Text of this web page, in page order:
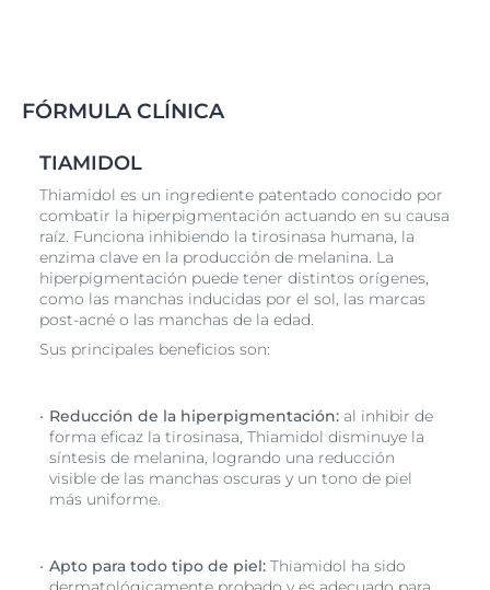
Anti-manchas: El Thiamidol patentado actúa en la
manchas persistentes post-acné y prevenir su
aparición.
Anti-imperfecciones: El Ácido Salicílico reduce
eficazmente las imperfecciones y el Licochalcona
Aayuda a prevenir la aparición de nuevas.
Anti-brillos: La Tecnología Reguladora del Sebo
proporciona un acabado seco y mate de larga
duración.
vidas y les proporcionaron alivio, sino que también
tienen la mayor eficacia contra las manchas post-acné
de todos los productos que han probado. "La
combinación vence a las manchas post-acné", afirman
el 95% de los usuarios4.
2 Abad-Casintahan, F. y otros, "Frecuencia y
FÓRMULA CLÍNICA
TIAMIDOL
Thiamidol es un ingrediente patentado conocido por
combatir la hiperpigmentación actuando en su causa
raíz. Funciona inhibiendo la tirosinasa humana, la
enzima clave en la producción de melanina. La
hiperpigmentación puede tener distintos orígenes,
como las manchas inducidas por el sol, las marcas
post-acné o las manchas de la edad.
Sus principales beneficios son:
Reducción de la hiperpigmentación: al inhibir de
forma eficaz la tirosinasa, Thiamidol disminuye la
síntesis de melanina, logrando una reducción
visible de las manchas oscuras y un tono de piel
más uniforme.
Apto para todo tipo de piel: Thiamidol ha sido